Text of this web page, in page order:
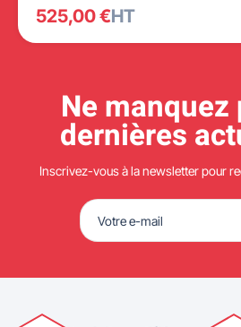
525,00 €HT
Ne manquez
dernières
Inscrivez-vous à la newsletter pour